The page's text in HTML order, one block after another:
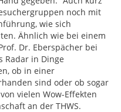
noch mit
wie sich
Ähnlich wie bei einem
Dr. Eberspächer bei
Radar in Dinge
ob in einer
sind oder ob sogar
vielen Wow-Effekten
an der THWS.